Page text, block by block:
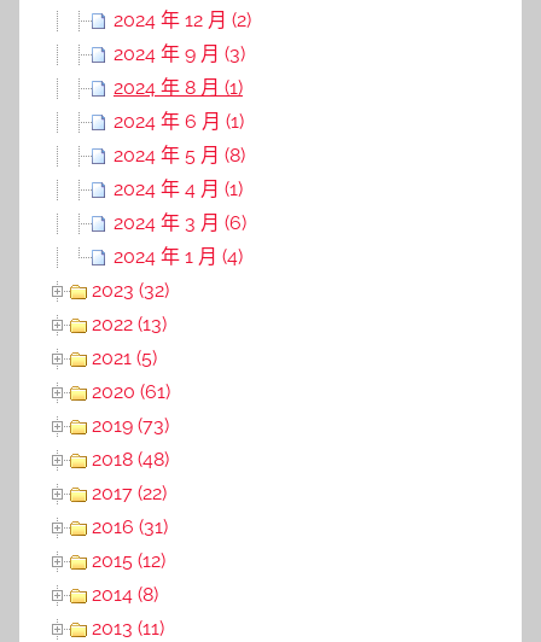
2024 年 12 月 (2)
2024 年 9 月 (3)
2024 年 8 月 (1)
2024 年 6 月 (1)
2024 年 5 月 (8)
2024 年 4 月 (1)
2024 年 3 月 (6)
2024 年 1 月 (4)
2023 (32)
2022 (13)
2021 (5)
2020 (61)
2019 (73)
2018 (48)
2017 (22)
2016 (31)
2015 (12)
2014 (8)
2013 (11)